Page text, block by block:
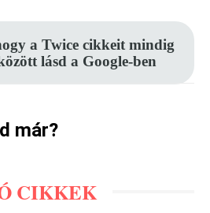
a Twice cikkeit mindig
lásd a Google-ben
már?
CIKKEK